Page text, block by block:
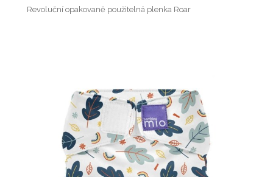
Revoluční opakovaně použitelná plenka Roar